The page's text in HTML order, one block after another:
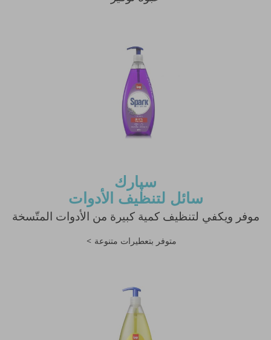
سپارك
سائل لتنظيف الأدوات
موفر ويكفي لتنظيف كمية كبيرة من الأدوات المتّسخة
متوفر بتعطيرات متنوعة